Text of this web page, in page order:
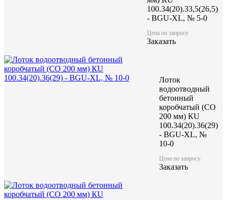
100.34(20).33,5(26,5)
- BGU-XL, № 5-0
Цена по запросу
Заказать
Лоток
водоотводный
бетонный
коробчатый (CO
200 мм) КU
100.34(20).36(29)
- BGU-XL, №
10-0
Цена по запросу
Заказать